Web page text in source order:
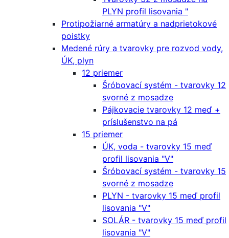
PLYN profil lisovania "
Protipožiarné armatúry a nadprietokové
poistky
Medené rúry a tvarovky pre rozvod vody,
ÚK, plyn
12 priemer
Šróbovací systém - tvarovky 12
svorné z mosadze
Pájkovacie tvarovky 12 meď +
príslušenstvo na pá
15 priemer
ÚK, voda - tvarovky 15 meď
profil lisovania "V"
Šróbovací systém - tvarovky 15
svorné z mosadze
PLYN - tvarovky 15 meď profil
lisovania "V"
SOLÁR - tvarovky 15 meď profil
lisovania "V"